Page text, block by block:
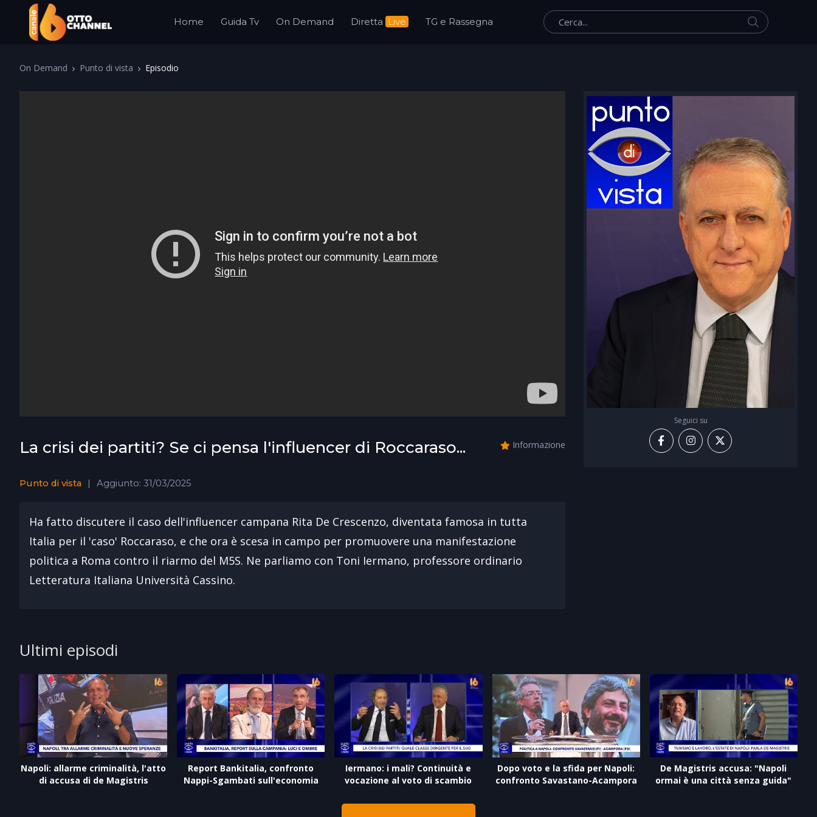
Home Guida Tv On Demand Diretta Live TG e Rassegna Cerca
On Demand Punto di vista Episodio
La crisi dei partiti? Se ci pensa l'influencer di Roccaraso...
Punto di vista Aggiunto: 31/03/2025
Informazione
Ha fatto discutere il caso dell'influencer campana Rita De Crescenzo, diventata famosa in tutta
Italia per il 'caso' Roccaraso, e che ora è scesa in campo per promuovere una manifestazione
politica a Roma contro il riarmo del M5S. Ne parliamo con Toni Iermano, professore ordinario
Letteratura Italiana Università Cassino.
Seguici su
Ultimi episodi
Napoli: allarme criminalità, l'atto
di accusa di de Magistris
Report Bankitalia, confronto
Nappi-Sgambati sull'economia
Iermano: i mali? Continuità e
vocazione al voto di scambio
Dopo voto e la sfida per Napoli:
confronto Savastano-Acampora
De Magistris accusa: "Napoli
ormai è una città senza guida"